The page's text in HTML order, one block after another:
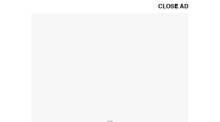
CLOSE AD